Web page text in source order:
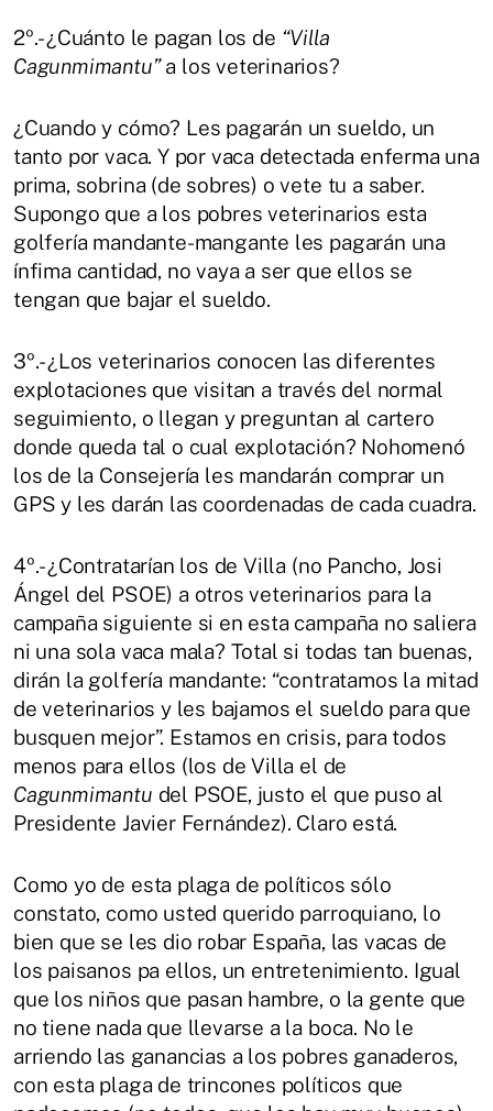
2º.- ¿Cuánto le pagan los de “Villa
Cagunmimantu”a los veterinarios?
¿Cuando y cómo? Les pagarán un sueldo, un
tanto por vaca. Y por vaca detectada enferma una
prima, sobrina (de sobres) o vete tu a saber.
Supongo que a los pobres veterinarios esta
golfería mandante-mangante les pagarán una
ínfima cantidad, no vaya a ser que ellos se
tengan que bajar el sueldo.
3º.- ¿Los veterinarios conocen las diferentes
explotaciones que visitan a través del normal
seguimiento, o llegan y preguntan al cartero
donde queda tal o cual explotación? Nohomenó
los de la Consejería les mandarán comprar un
GPS y les darán las coordenadas de cada cuadra.
4º.- ¿Contratarían los de Villa (no Pancho, Josi
Ángel del PSOE) a otros veterinarios para la
campaña siguiente si en esta campaña no saliera
ni una sola vaca mala? Total si todas tan buenas,
dirán la golfería mandante: “contratamos la mitad
de veterinarios y les bajamos el sueldo para que
busquen mejor”. Estamos en crisis, para todos
menos para ellos (los de Villa el de
Cagunmimantu del PSOE, justo el que puso al
Presidente Javier Fernández). Claro está.
Como yo de esta plaga de políticos sólo
constato, como usted querido parroquiano, lo
bien que se les dio robar España, las vacas de
los paisanos pa ellos, un entretenimiento. Igual
que los niños que pasan hambre, o la gente que
no tiene nada que llevarse a la boca. No le
arriendo las ganancias a los pobres ganaderos,
con esta plaga de trincones políticos que